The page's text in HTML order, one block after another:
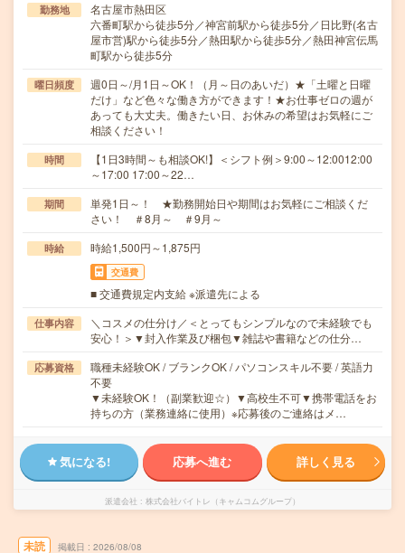
勤務地
名古屋市熱田区
六番町駅から徒歩5分／神宮前駅から徒歩5分／日比野(名古
屋市営)駅から徒歩5分／熱田駅から徒歩5分／熱田神宮伝馬
町駅から徒歩5分
曜日頻度
週0日～/月1日～OK！（月～日のあいだ）★「土曜と日曜
だけ」など色々な働き方ができます！★お仕事ゼロの週が
あっても大丈夫。働きたい日、お休みの希望はお気軽にご
相談ください！
時間
【1日3時間～も相談OK!】＜シフト例＞9:00～12:0012:00
～17:00 17:00～22…
期間
単発1日～！ ★勤務開始日や期間はお気軽にご相談くだ
さい！ ＃8月～ ＃9月～
時給 時給1,500円～1,875円
交通費
■ 交通費規定内支給 ※派遣先による
仕事内容
＼コスメの仕分け／＜とってもシンプルなので未経験でも
安心！＞▼封入作業及び梱包▼雑誌や書籍などの仕分…
応募資格
職種未経験OK / ブランクOK / パソコンスキル不要 / 英語力
不要
▼未経験OK！（副業歓迎☆）▼高校生不可▼携帯電話をお
持ちの方（業務連絡に使用）※応募後のご連絡はメ…
気になる! 応募へ進む 詳しく見る
派遣会社 株式会社バイトレ（キャムコムグループ）
未読 掲載日 2026/08/08